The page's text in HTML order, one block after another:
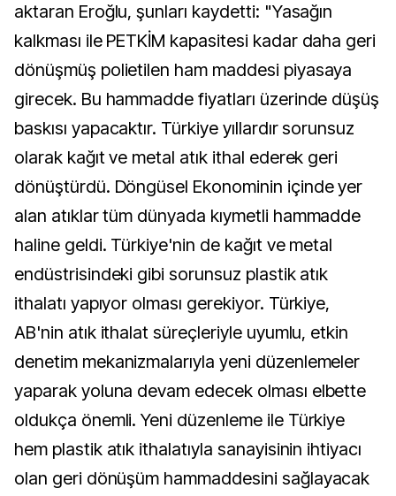
aktaran Eroğlu, şunları kaydetti: "Yasağın
kalkması ile PETKİM kapasitesi kadar daha geri
dönüşmüş polietilen ham maddesi piyasaya
girecek. Bu hammadde fiyatları üzerinde düşüş
baskısı yapacaktır. Türkiye yıllardır sorunsuz
olarak kağıt ve metal atık ithal ederek geri
dönüştürdü. Döngüsel Ekonominin içinde yer
alan atıklar tüm dünyada kıymetli hammadde
haline geldi. Türkiye'nin de kağıt ve metal
endüstrisindeki gibi sorunsuz plastik atık
ithalatı yapıyor olması gerekiyor. Türkiye,
AB'nin atık ithalat süreçleriyle uyumlu, etkin
denetim mekanizmalarıyla yeni düzenlemeler
yaparak yoluna devam edecek olması elbette
oldukça önemli. Yeni düzenleme ile Türkiye
hem plastik atık ithalatıyla sanayisinin ihtiyacı
olan geri dönüşüm hammaddesini sağlayacak